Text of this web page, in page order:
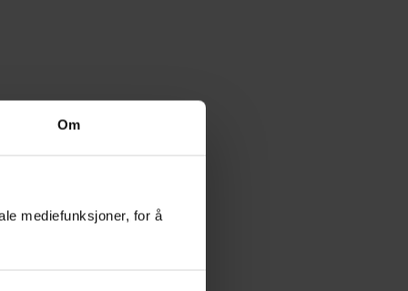
Om
mediefunksjoner, for å